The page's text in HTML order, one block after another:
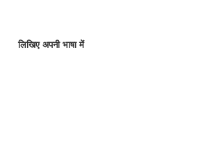
लिखिए अपनी भाषा में